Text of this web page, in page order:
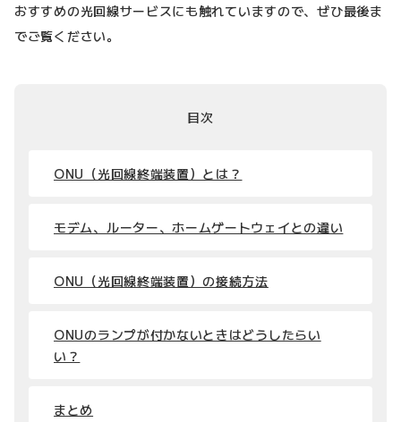
おすすめの光回線サービスにも触れていますので、ぜひ最後ま
でご覧ください。
目次
ONU（光回線終端装置）とは？
モデム、ルーター、ホームゲートウェイとの違い
ONU（光回線終端装置）の接続方法
ONUのランプが付かないときはどうしたらい
い？
まとめ